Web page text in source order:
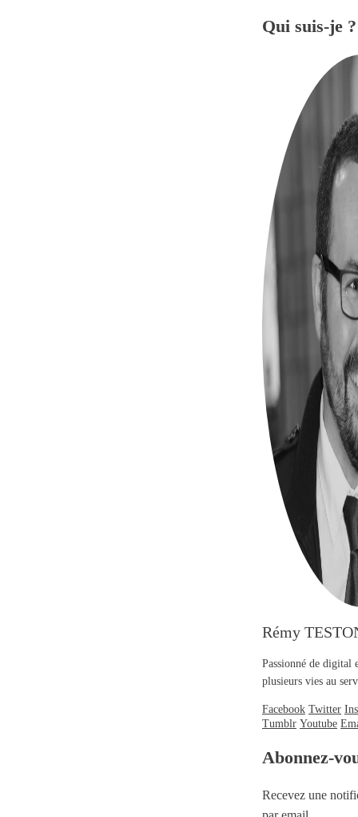
Qui suis-je ?
Rémy
Passionné de digital
plusieurs vies au
Facebook Twitter
Tumblr Youtube
Abonnez-
Recevez une